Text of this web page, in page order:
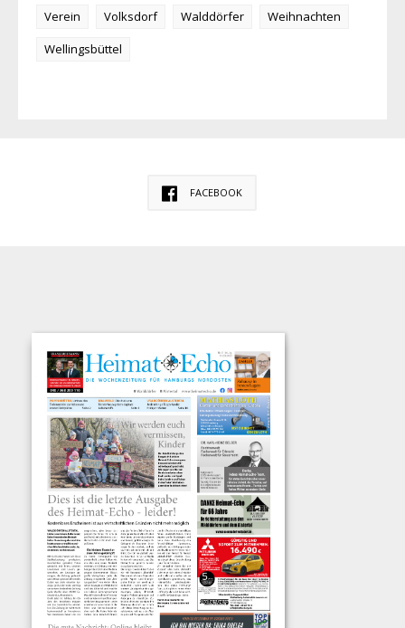
Verein
Volksdorf Walddörfer
Weihnachten
Wellingsbüttel
FACEBOOK